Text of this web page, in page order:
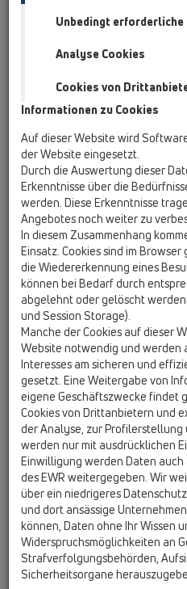
Brauhausgasse 3, 2325
16.06.2026 WIFI
Körblergasse 111-113,
23.06.2026 INNOTEC
Lofererstraße 83, 6322
Seminarinformationen
12:00 Come-together mit
13:00 Begrüßung und kurze
Österreich
13:10 Theorieteil HL Hutterer
neuen Generation von
Montage
14:15 Theorieteil Innotec
Säulen der
Randverbundabdichtung -
15:00 Pause
15:30 Praxisteil: Einbau eines
Ausführung einer
17:30 Abschluss mit Open-End,
Teilnahmebedingungen
Melde dich jetzt an und sichere
exklusiven Seminar. Wir freuen
Unbedingt erforderliche
Analyse Cookies
Cookies von
Informationen zu Cookies
Auf dieser Website wird
der Website eingesetzt.
Durch die Auswertung dieser
Erkenntnisse über die
werden. Diese Erkenntnisse
Angebotes noch weiter zu
In diesem Zusammenhang
Einsatz. Cookies sind im
die Wiedererkennung eines
können bei Bedarf durch
abgelehnt oder gelöscht
und Session Storage).
Manche der Cookies auf dieser
Website notwendig und werden
Interesses am sicheren und
gesetzt. Eine Weitergabe von
eigene Geschäftszwecke findet
Cookies von Drittanbietern und
der Analyse, zur Profilerstellung
werden nur mit ausdrücklichen
Einwilligung werden Daten
des EWR weitergegeben. Wir
über ein niedrigeres
und dort ansässige
können, Daten ohne Ihr Wissen
Widerspruchsmöglichkeiten an
Strafverfolgungsbehörden,
Sicherheitsorgane